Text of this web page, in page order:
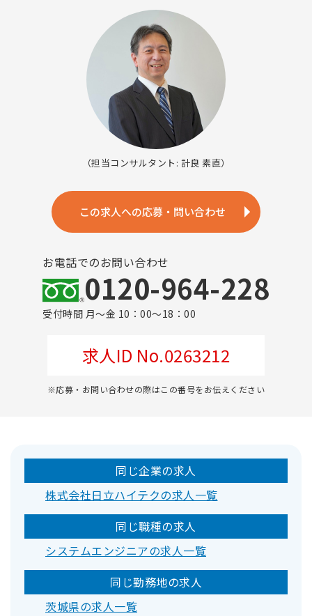
（担当コンサルタント: 計良 素直）
この求人への応募・問い合わせ
お電話でのお問い合わせ
0120-964-228
受付時間 月～金 10：00～18：00
求人ID No.0263212
※応募・お問い合わせの際はこの番号をお伝えください
同じ企業の求人
株式会社日立ハイテクの求人一覧
同じ職種の求人
システムエンジニアの求人一覧
同じ勤務地の求人
茨城県の求人一覧